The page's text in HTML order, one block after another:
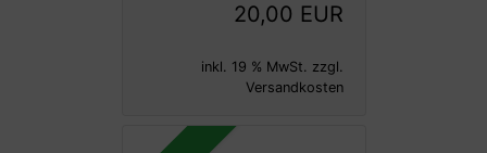
20,00 EUR
inkl. 19 % MwSt. zzgl.
Versandkosten